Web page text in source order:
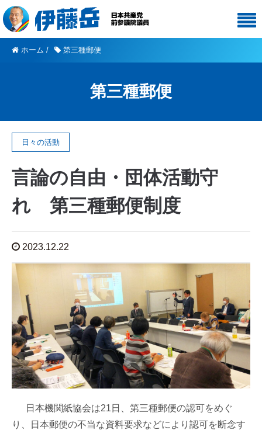
ホーム / 第三種郵便
第三種郵便
日々の活動
言論の自由・団体活動守
れ 第三種郵便制度
2023.12.22
日本機関紙協会は21日、第三種郵便の認可をめぐ
り、日本郵便の不当な資料要求などにより認可を断念す